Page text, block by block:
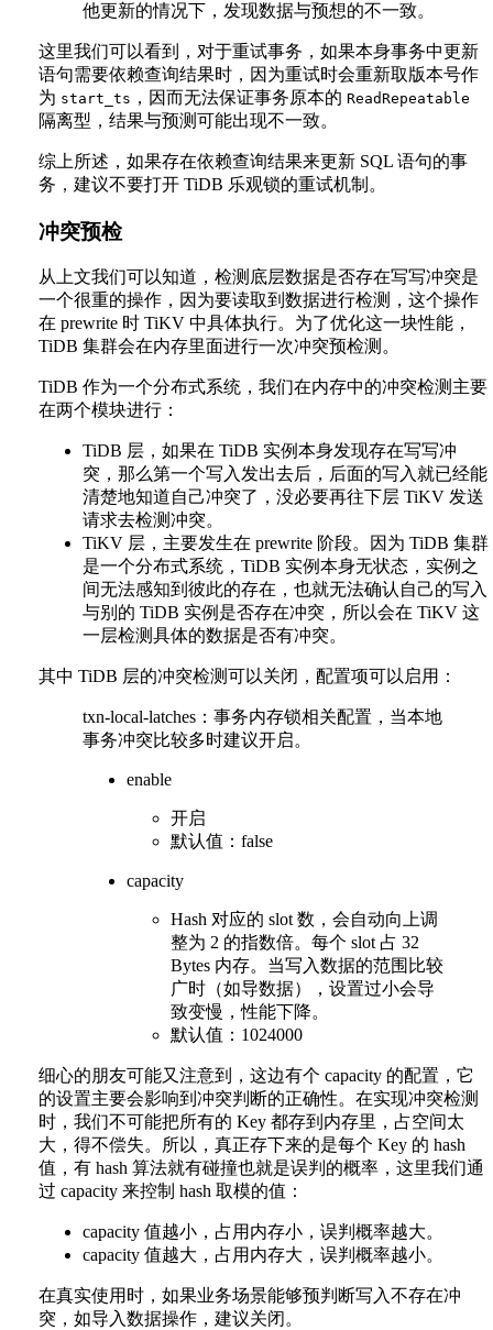
他更新的情况下，发现数据与预想的不一致。
这里我们可以看到，对于重试事务，如果本身事务中更新
语句需要依赖查询结果时，因为重试时会重新取版本号作
为 start_ts ，因而无法保证事务原本的 ReadRepeatable
隔离型，结果与预测可能出现不一致。
综上所述，如果存在依赖查询结果来更新 SQL 语句的事
务，建议不要打开 TiDB 乐观锁的重试机制。
冲突预检
从上文我们可以知道，检测底层数据是否存在写写冲突是
一个很重的操作，因为要读取到数据进行检测，这个操作
在 prewrite 时 TiKV 中具体执行。为了优化这一块性能，
TiDB 集群会在内存里面进行一次冲突预检测。
TiDB 作为一个分布式系统，我们在内存中的冲突检测主要
在两个模块进行：
TiDB 层，如果在 TiDB 实例本身发现存在写写冲
突，那么第一个写入发出去后，后面的写入就已经能
清楚地知道自己冲突了，没必要再往下层 TiKV 发送
请求去检测冲突。
TiKV 层，主要发生在 prewrite 阶段。因为 TiDB 集群
是一个分布式系统，TiDB 实例本身无状态，实例之
间无法感知到彼此的存在，也就无法确认自己的写入
与别的 TiDB 实例是否存在冲突，所以会在 TiKV 这
一层检测具体的数据是否有冲突。
其中 TiDB 层的冲突检测可以关闭，配置项可以启用：
txn-local-latches：事务内存锁相关配置，当本地
事务冲突比较多时建议开启。
enable
开启
默认值：false
capacity
Hash 对应的 slot 数，会自动向上调
整为 2 的指数倍。每个 slot 占 32
Bytes 内存。当写入数据的范围比较
广时（如导数据），设置过小会导
致变慢，性能下降。
默认值：1024000
细心的朋友可能又注意到，这边有个 capacity 的配置，它
的设置主要会影响到冲突判断的正确性。在实现冲突检测
时，我们不可能把所有的 Key 都存到内存里，占空间太
大，得不偿失。所以，真正存下来的是每个 Key 的 hash
值，有 hash 算法就有碰撞也就是误判的概率，这里我们通
过 capacity 来控制 hash 取模的值：
capacity 值越小，占用内存小，误判概率越大。
capacity 值越大，占用内存大，误判概率越小。
在真实使用时，如果业务场景能够预判断写入不存在冲
突，如导入数据操作，建议关闭。